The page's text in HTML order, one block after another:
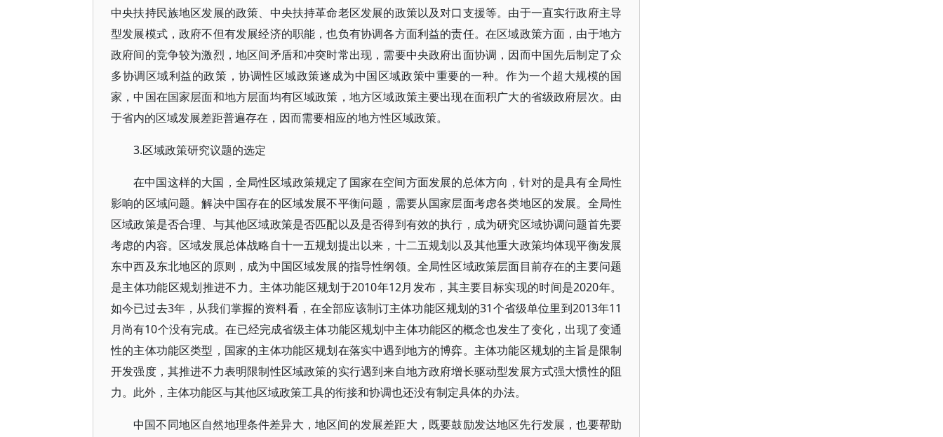
中央扶持民族地区发展的政策、中央扶持革命老区发展的政策以及对口支援等。由于一直实行政府主导
型发展模式，政府不但有发展经济的职能，也负有协调各方面利益的责任。在区域政策方面，由于地方
政府间的竞争较为激烈，地区间矛盾和冲突时常出现，需要中央政府出面协调，因而中国先后制定了众
多协调区域利益的政策，协调性区域政策遂成为中国区域政策中重要的一种。作为一个超大规模的国
家，中国在国家层面和地方层面均有区域政策，地方区域政策主要出现在面积广大的省级政府层次。由
于省内的区域发展差距普遍存在，因而需要相应的地方性区域政策。
3.区域政策研究议题的选定
在中国这样的大国，全局性区域政策规定了国家在空间方面发展的总体方向，针对的是具有全局性
影响的区域问题。解决中国存在的区域发展不平衡问题，需要从国家层面考虑各类地区的发展。全局性
区域政策是否合理、与其他区域政策是否匹配以及是否得到有效的执行，成为研究区域协调问题首先要
考虑的内容。区域发展总体战略自十一五规划提出以来，十二五规划以及其他重大政策均体现平衡发展
东中西及东北地区的原则，成为中国区域发展的指导性纲领。全局性区域政策层面目前存在的主要问题
是主体功能区规划推进不力。主体功能区规划于2010年12月发布，其主要目标实现的时间是2020年。
如今已过去3年，从我们掌握的资料看，在全部应该制订主体功能区规划的31个省级单位里到2013年11
月尚有10个没有完成。在已经完成省级主体功能区规划中主体功能区的概念也发生了变化，出现了变通
性的主体功能区类型，国家的主体功能区规划在落实中遇到地方的博弈。主体功能区规划的主旨是限制
开发强度，其推进不力表明限制性区域政策的实行遇到来自地方政府增长驱动型发展方式强大惯性的阻
力。此外，主体功能区与其他区域政策工具的衔接和协调也还没有制定具体的办法。
中国不同地区自然地理条件差异大，地区间的发展差距大，既要鼓励发达地区先行发展，也要帮助